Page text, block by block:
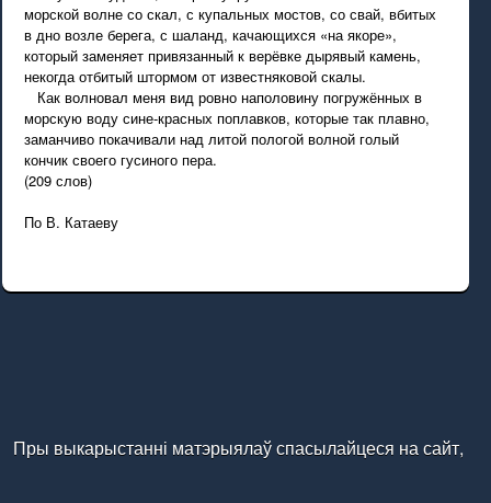
морской волне со скал, с купальных мостов, со свай, вбитых
в дно возле берега, с шаланд, качающихся «на якоре»,
который заменяет привязанный к верёвке дырявый камень,
некогда отбитый штормом от известняковой скалы.
Как волновал меня вид ровно наполовину погружённых в
морскую воду сине-красных поплавков, которые так плавно,
заманчиво покачивали над литой пологой волной голый
кончик своего гусиного пера.
(209 слов)
По В. Катаеву
Пры выкарыстанні матэрыялаў спасылайцеся на сайт,